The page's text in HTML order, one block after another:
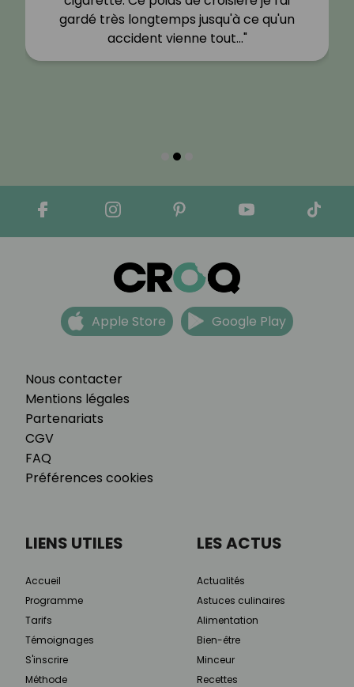
gardé très longtemps jusqu'à ce qu'un
accident vienne tout…"
Nous contacter
Mentions légales
Partenariats
CGV
FAQ
Préférences cookies
Apple Store Google Play
LIENS UTILES
Accueil
Programme
Tarifs
Témoignages
S'inscrire
Méthode
LES ACTUS
Actualités
Astuces culinaires
Alimentation
Bien-être
Minceur
Recettes